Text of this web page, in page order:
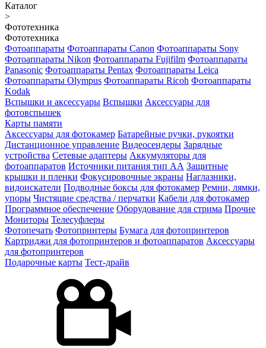
Каталог
>
Фототехника
Фототехника
Фотоаппараты Фотоаппараты Canon Фотоаппараты Sony
Фотоаппараты Nikon Фотоаппараты Fujifilm Фотоаппараты
Panasonic Фотоаппараты Pentax Фотоаппараты Leica
Фотоаппараты Olympus Фотоаппараты Ricoh Фотоаппараты
Kodak
Вспышки и аксессуары Вспышки Аксессуары для
фотовспышек
Карты памяти
Аксессуары для фотокамер Батарейные ручки, рукоятки
Дистанционное управление Видеосендеры Зарядные
устройства Сетевые адаптеры Аккумуляторы для
фотоаппаратов Источники питания тип АА Защитные
крышки и пленки Фокусировочные экраны Наглазники,
видоискатели Подводные боксы для фотокамер Ремни, лямки,
упоры Чистящие средства / перчатки Кабели для фотокамер
Программное обеспечение Оборудование для стрима Прочие
Мониторы Телесуфлеры
Фотопечать Фотопринтеры Бумага для фотопринтеров
Картриджи для фотопринтеров и фотоаппаратов Аксессуары
для фотопринтеров
Подарочные карты Тест-драйв